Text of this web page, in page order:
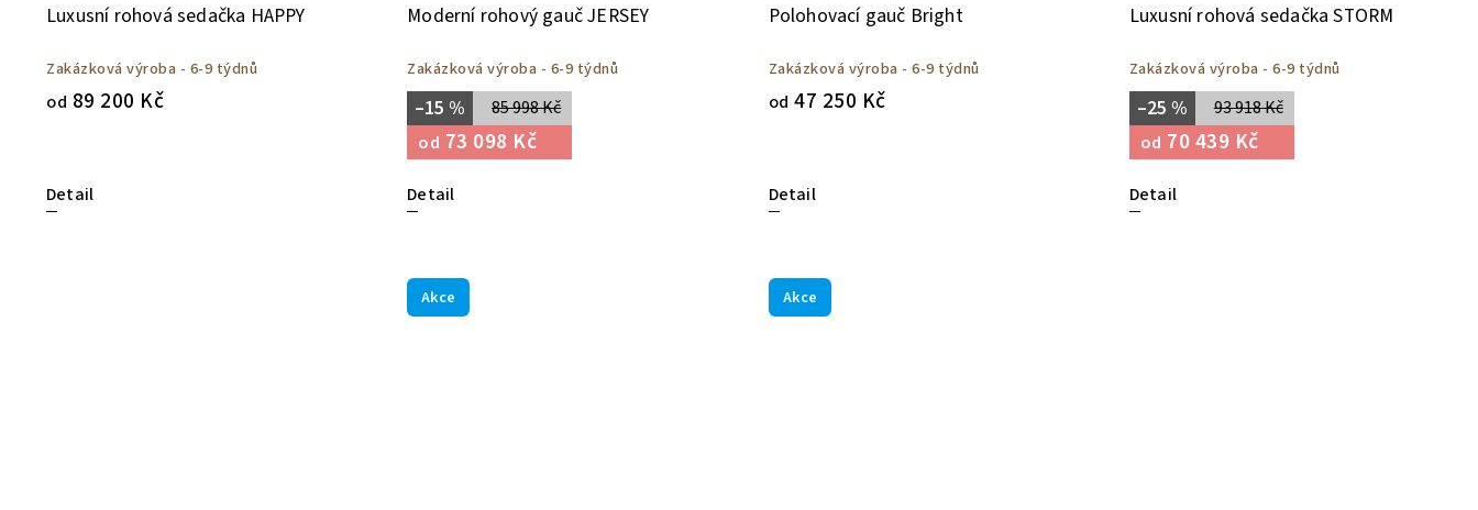
Luxusní rohová sedačka HAPPY
Zakázková výroba - 6-9 týdnů
od 89 200 Kč
Detail
Moderní rohový gauč JERSEY
Zakázková výroba - 6-9 týdnů
85 998 Kč
–15 %
od 73 098 Kč
Detail
Polohovací gauč Bright
Zakázková výroba - 6-9 týdnů
od 47 250 Kč
Detail
Luxusní rohová sedačka STORM
Zakázková výroba - 6-9 týdnů
93 918 Kč
–25 %
od 70 439 Kč
Detail
Akce Akce